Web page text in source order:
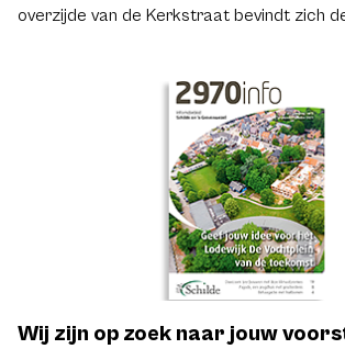
overzijde van de Kerkstraat bevindt zich
leerlingen van kleuter tot het middelbare
jouw idee om van het plein een veilige
Klik hier om jouw voorstel hiervoor in te
Wij zijn op zoek naar jouw